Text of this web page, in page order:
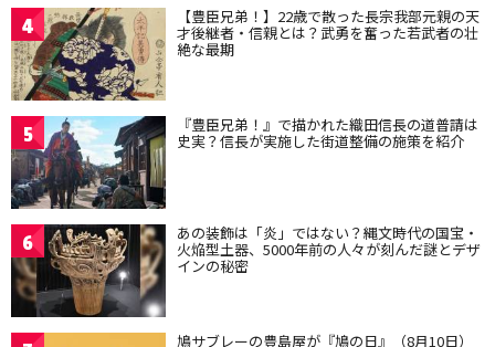
4 【豊臣兄弟！】22歳で散った長宗我部元親の天
才後継者・信親とは？武勇を奮った若武者の壮
絶な最期
5 『豊臣兄弟！』で描かれた織田信長の道普請は
史実？信長が実施した街道整備の施策を紹介
6 あの装飾は「炎」ではない？縄文時代の国宝・
火焔型土器、5000年前の人々が刻んだ謎とデザ
インの秘密
鳩サブレーの豊島屋が『鳩の日』（8月10日）